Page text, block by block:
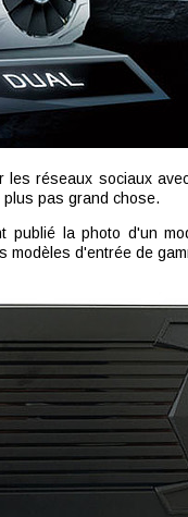
réseaux sociaux
pas grand chose.
publié la photo d'un
modèles d'entrée de